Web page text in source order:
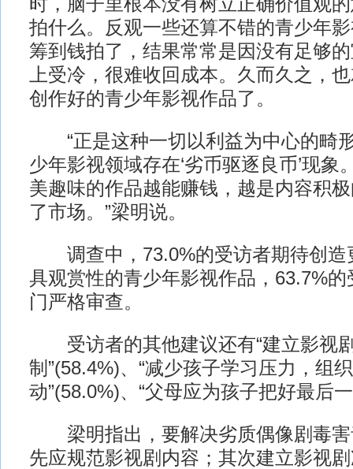
拍什么。反观一些还算不错的青少年
筹到钱拍了，结果常常是因没有足够
上受冷，很难收回成本。久而久之，
创作好的青少年影视作品了。
“正是这种一切以利益为中心的畸
少年影视领域存在‘劣币驱逐良币’现象
美趣味的作品越能赚钱，越是内容积
了市场。”梁明说。
调查中，73.0%的受访者期待创造
具观赏性的青少年影视作品，63.7%
门严格审查。
受访者的其他建议还有“建立影视
制”(58.4%)、“减少孩子学习压力，组
动”(58.0%)、“父母应为孩子把好最后
梁明指出，要解决劣质偶像剧毒害
先应规范影视剧内容；其次建立影视